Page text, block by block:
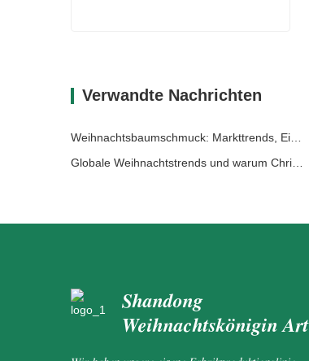
Verwandte Nachrichten
Globale Weihnachtstrends und warum Christmas Queen weiterhin Marktführer bleibt
Shandong
Weihnachtskönigin